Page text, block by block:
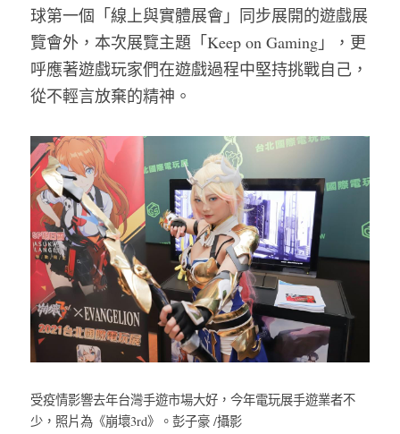
球第一個「線上與實體展會」同步展開的遊戲展
覽會外，本次展覽主題「Keep on Gaming」，更
呼應著遊戲玩家們在遊戲過程中堅持挑戰自己，
從不輕言放棄的精神。
受疫情影響去年台灣手遊市場大好，今年電玩展手遊業者不
少，照片為《崩壞3rd》。彭子豪 /攝影